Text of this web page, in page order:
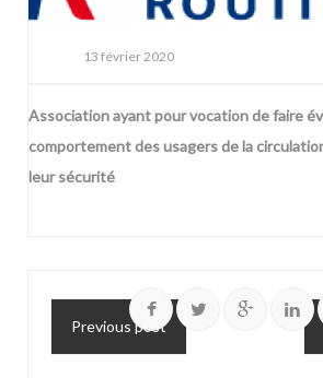
13 février 2020
Association ayant pour vocation de faire
comportement des usagers de la
leur sécurité
Previous post